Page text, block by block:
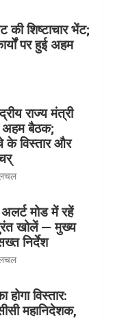
शिष्टाचार भेंट;
पर हुई अहम
राज्य मंत्री
अहम बैठक;
के विस्तार और
मोड में रहें
खोलें — मुख्य
निर्देश
विस्तार:
महानिदेशक,